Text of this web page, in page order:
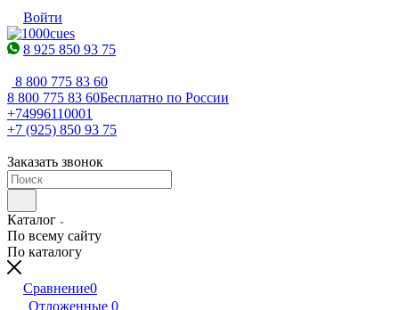
Войти
8 925 850 93 75
8 800 775 83 60
8 800 775 83 60Бесплатно по России
+74996110001
+7 (925) 850 93 75
Заказать звонок
Каталог
По всему сайту
По каталогу
Сравнение0
Отложенные 0